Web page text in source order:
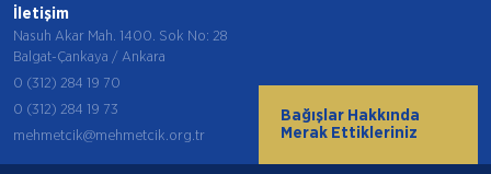
İletişim
Nasuh Akar Mah. 1400. Sok No: 28
Balgat-Çankaya / Ankara
0 (312) 284 19 70
0 (312) 284 19 73
mehmetcik@mehmetcik.org.tr
Bağışlar Hakkında
Merak Ettikleriniz